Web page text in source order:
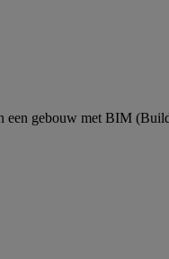
een gebouw met BIM